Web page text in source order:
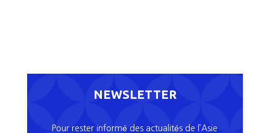
NEWSLETTER
Pour rester informé des actualités de l’Asie